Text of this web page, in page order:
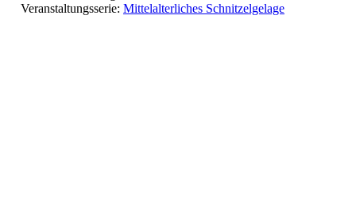
Veranstaltungsserie: Mittelalterliches Schnitzelgelage